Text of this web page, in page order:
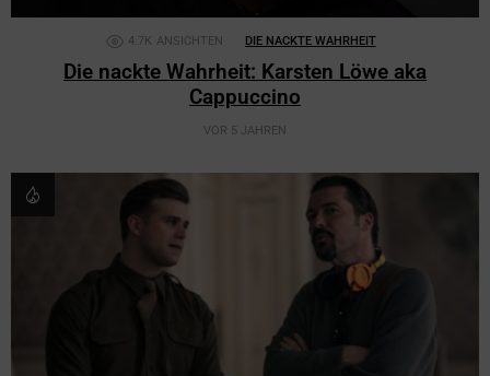
4.7K ANSICHTEN DIE NACKTE WAHRHEIT
Die nackte Wahrheit: Karsten Löwe aka
Cappuccino
VOR 5 JAHREN